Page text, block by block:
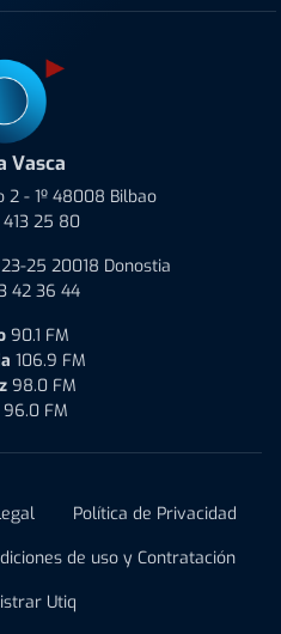
Vasca
2 - 1º 48008 Bilbao
25 80
25 20018 Donostia
42 36 44
90.1 FM
106.9 FM
98.0 FM
96.0 FM
Política de Privacidad
de uso y Contratación
Utiq